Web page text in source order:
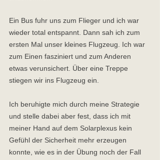
Ein Bus fuhr uns zum Flieger und ich war
wieder total entspannt. Dann sah ich zum
ersten Mal unser kleines Flugzeug. Ich war
zum Einen fasziniert und zum Anderen
etwas verunsichert. Über eine Treppe
stiegen wir ins Flugzeug ein.
Ich beruhigte mich durch meine Strategie
und stelle dabei aber fest, dass ich mit
meiner Hand auf dem Solarplexus kein
Gefühl der Sicherheit mehr erzeugen
konnte, wie es in der Übung noch der Fall